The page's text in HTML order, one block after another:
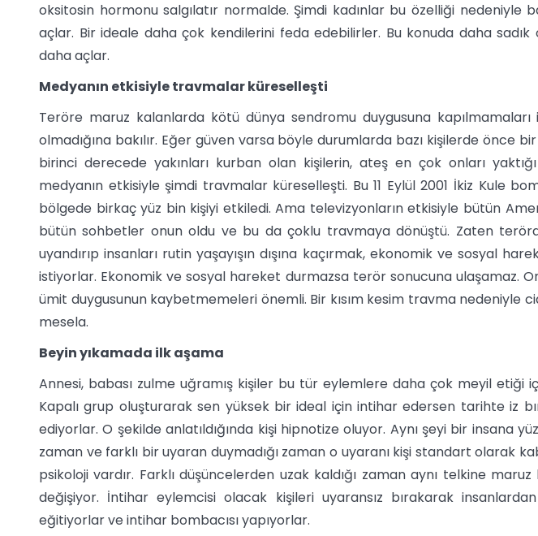
oksitosin hormonu salgılatır normalde. Şimdi kadınlar bu özelliği nedeniyle
açlar. Bir ideale daha çok kendilerini feda edebilirler. Bu konuda daha
daha açlar.
Medyanın etkisiyle travmalar küreselleşti
Teröre maruz kalanlarda kötü dünya sendromu duygusuna
olmadığına bakılır. Eğer güven varsa böyle durumlarda bazı kişilerde önce
birinci derecede yakınları kurban olan kişilerin, ateş en çok onları
medyanın etkisiyle şimdi travmalar küreselleşti. Bu 11 Eylül 2001 İkiz Kule
bölgede birkaç yüz bin kişiyi etkiledi. Ama televizyonların etkisiyle bütün
bütün sohbetler onun oldu ve bu da çoklu travmaya dönüştü. Zaten
uyandırıp insanları rutin yaşayışın dışına kaçırmak, ekonomik ve sosyal
istiyorlar. Ekonomik ve sosyal hareket durmazsa terör sonucuna ulaşamaz.
ümit duygusunun kaybetmemeleri önemli. Bir kısım kesim travma nedeniyle
mesela.
Beyin yıkamada ilk aşama
Annesi, babası zulme uğramış kişiler bu tür eylemlere daha çok meyil etiği
Kapalı grup oluşturarak sen yüksek bir ideal için intihar edersen tarihte iz
ediyorlar. O şekilde anlatıldığında kişi hipnotize oluyor. Aynı şeyi bir insana
zaman ve farklı bir uyaran duymadığı zaman o uyaranı kişi standart olarak
psikoloji vardır. Farklı düşüncelerden uzak kaldığı zaman aynı telkine
değişiyor. İntihar eylemcisi olacak kişileri uyaransız bırakarak
eğitiyorlar ve intihar bombacısı yapıyorlar.